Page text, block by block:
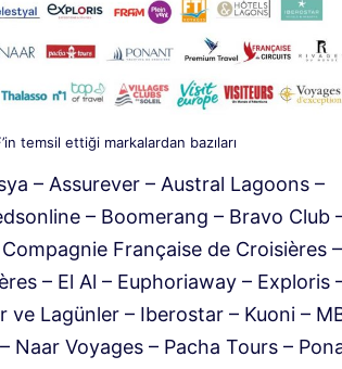
temsil ettiği markalardan bazıları
– Assurever – Austral Lagoons –
– Boomerang – Bravo Club
Française de Croisières
– El Al – Euphoriaway – Exploris
ve Lagünler – Iberostar – Kuoni –
Naar Voyages – Pacha Tours –